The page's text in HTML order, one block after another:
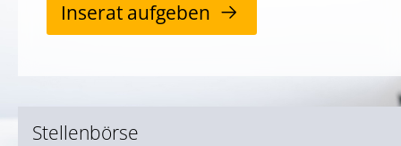
Inserat aufgeben
Stellenbörse